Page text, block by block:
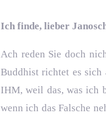
Ich finde, lieber
Ach reden Sie doch
Buddhist richtet es sich
IHM, weil das, was ich
wenn ich das Falsche